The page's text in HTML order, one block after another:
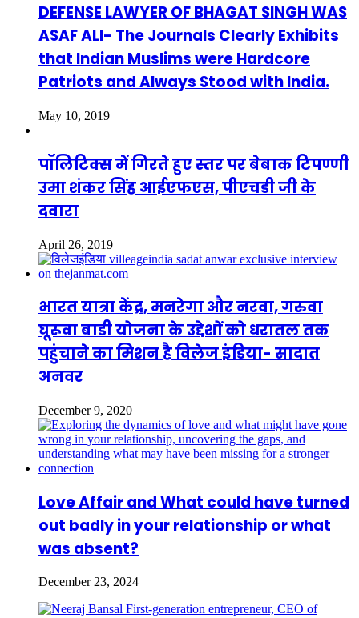
DEFENSE LAWYER OF BHAGAT SINGH WAS
ASAF ALI- The Journals Clearly Exhibits
that Indian Muslims were Hardcore
Patriots and Always Stood with India.
May 10, 2019
पॉलिटिक्स में गिरते हुए स्तर पर बेबाक टिपण्णी
उमा शंकर सिंह आईएफएस, पीएचडी जी के
दवारा
April 26, 2019
भारत यात्रा केंद्र, मनरेगा और नरवा, गरुवा
घूरूवा बाडी योजना के उद्देशों को धरातल तक
पहुंचाने का मिशन है विलेज इंडिया- सादात
अनवर
December 9, 2020
Love Affair and What could have turned
out badly in your relationship or what
was absent?
December 23, 2024